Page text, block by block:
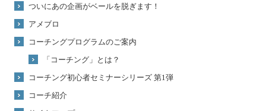
ついにあの企画がベールを脱ぎます！
アメブロ
コーチングプログラムのご案内
「コーチング」とは？
コーチング初心者セミナーシリーズ 第1弾
コーチ紹介